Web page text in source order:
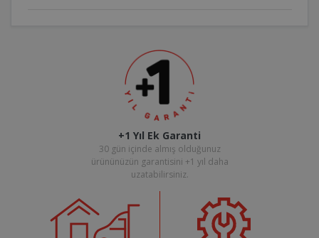
+1 Yıl Ek Garanti
30 gün içinde almış olduğunuz
ürününüzün garantisini +1 yıl daha
uzatabilirsiniz.